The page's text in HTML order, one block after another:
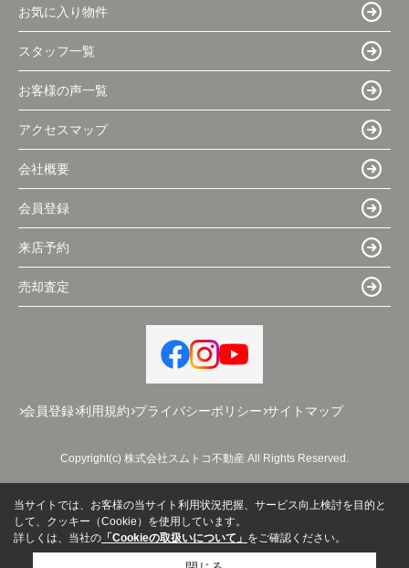
お気に入り物件
スタッフ一覧
お客様の声一覧
アクセスマップ
会社概要
会員登録
来店予約
売却査定
会員登録 利用規約 プライバシーポリシー サイトマップ
Copyright(c) 株式会社スムトコ不動産 All Rights Reserved.
当サイトでは、お客様の当サイト利用状況把握、サービス向上検討を目的と
して、クッキー（Cookie）を使用しています。
詳しくは、当社の 「Cookieの取扱いについて」 をご確認ください。